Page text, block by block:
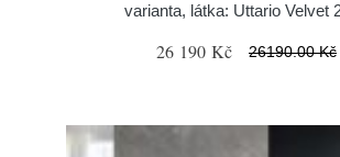
varianta, látka: Uttario Velvet
26 190 Kč 26190.00 Kč